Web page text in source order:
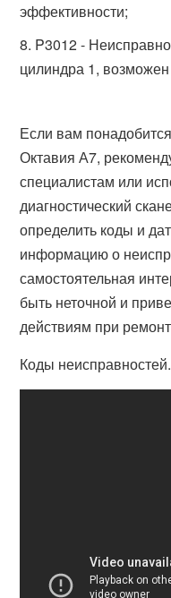
эффективности;
P3012 -
цилиндра 1,
Если вам
Октавия А7,
специалистам или
диагностический
определить коды и
информацию о
самостоятельная
быть неточной и
действиям при
Коды